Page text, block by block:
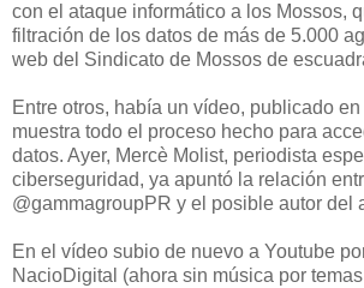
con el ataque informático a los Mossos,
filtración de los datos de más de 5.000
web del Sindicato de Mossos de
Entre otros, había un vídeo, publicado
muestra todo el proceso hecho para
datos. Ayer, Mercè Molist, periodista
ciberseguridad, ya apuntó la relación
@gammagroupPR y el posible autor del
En el vídeo subio de nuevo a Youtube
NacioDigital (ahora sin música por